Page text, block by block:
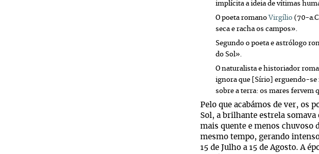
implícita a ideia de vítimas
O poeta romano Virgílio (70-
seca e racha os campos».
Segundo o poeta e astrólogo
do Sol».
O naturalista e historiador
ignora que [Sírio] erguendo-se
sobre a terra: os mares fervem
Pelo que acabámos de ver, os
Sol, a brilhante estrela somava
mais quente e menos chuvoso
mesmo tempo, gerando
15 de Julho a 15 de Agosto. A